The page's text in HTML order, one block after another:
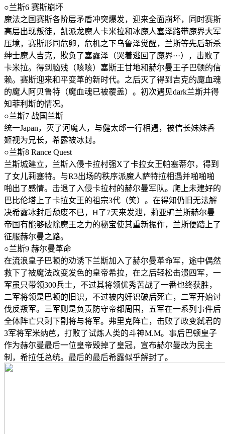
○兰斯6 赛斯崩坏
魔法之国赛斯各阶层矛盾冲突爆发，迎来全面崩坏，同时赛斯
高层出现叛徒，凯派龙魔人卡米拉和冰魔人塞泽路带魔界大军
压境，赛斯形同危卵，危机之下乌鲁泽觉醒，兰斯等先后斩杀
绅士魔人吉克，欺负了塞露泽（哭着逃回了魔界···），击败了
卡米拉。得到脑残（咳咳）塞斯王甘地和赫尔曼王子巴顿的信
赖。赛斯迎来和平变革的新时代。之后灭了得到吉克的魔血魂
的魔人阿贝鲁特（魔血魂已被覆盖）。初次遇见dark兰斯并得
知菲利斯的情况。
○兰斯7 战国兰斯
统一Japan，灭了河魔人，与健太郎一行相遇，被信长妹妹香
姬视为兄长，希露被冰封。
○兰斯8 Rance Quest
兰斯城建立，兰斯入侵卡拉村强X了卡拉女王帕塞蒂尔，得到
了女儿莉塞特。与R3出场的秩序派魔人萨特拉相遇并啪啪啪
啪出了感情。击退了入侵卡拉村的赫尔曼军队。爬上未建好的
巴比伦塔上了卡拉女王的祖宗3代（笑）。在得知仍旧无法解
决希露冰封后颓废不已，H了7天来发泄，莉亚骗兰斯赫尔曼
帝国有能够破除魔王之力的秘宝使其重新振作，兰斯便踏上了
征服赫尔曼之路。
○兰斯9 赫尔曼革命
在流浪皇子巴顿的劝诱下兰斯加入了赫尔曼革命军，途中偶然
救下了被魔法改变发色的皇帝希拉，在之后轻松击溃四军，一
军虽只带领300兵士，不过其将领优秀苦战了一番也终获胜，
二军将领是巴顿的旧识，不过被内奸识破后死亡，二军开始讨
伐反叛军。三军则是负责防守帝都周围，五军在一系列事件后
全体阵亡只剩下副将与将军。弗里克阵亡，击败了政变弑君的
3军将军米纳芭，打败了试炼人类的斗神M.M。事后巴顿皇子
作为赫尔曼最后一位皇帝毁掉了皇冠，宣布赫尔曼改为民主
制，希拉任总统。最后的最后希露似乎解封了。